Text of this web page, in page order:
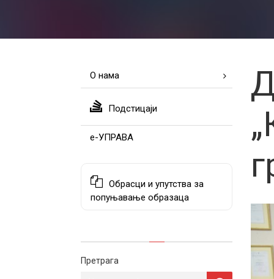
О нама
Подстицаји
е-УПРАВА
Обрасци и упутства за
попуњавање образаца
Претрага